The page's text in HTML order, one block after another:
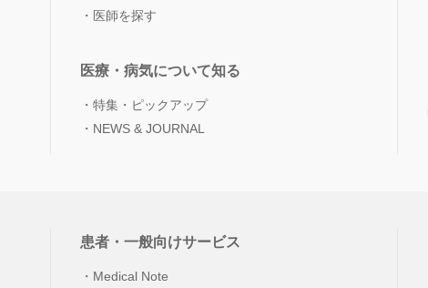
医師を探す
医療・病気について知る
特集・ピックアップ
NEWS & JOURNAL
患者・一般向けサービス
Medical Note